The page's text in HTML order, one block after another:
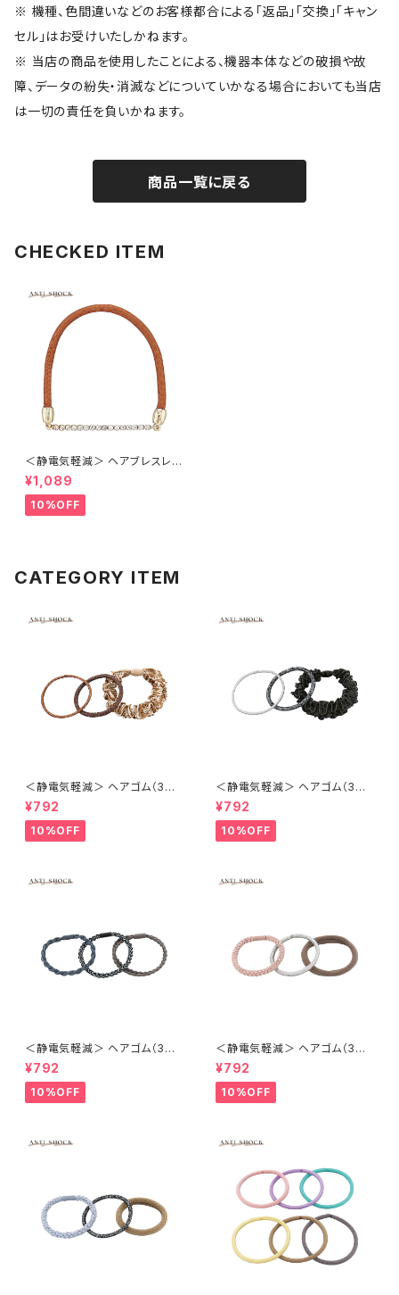
※ 機種、色間違いなどのお客様都合による「返品」「交換」「キャン
セル」はお受けいたしかねます。
※ 当店の商品を使用したことによる、機器本体などの破損や故
障、データの紛失・消滅などについていかなる場合においても当店
は一切の責任を負いかねます。
商品一覧に戻る
CHECKED ITEM
＜静電気軽減＞ ヘアブレスレッ
ト ビジュー×チェーン ASA0111
-GD（ゴールド）
¥1,089
10%OFF
CATEGORY ITEM
＜静電気軽減＞ ヘアゴム（3本
セット） アソート ASA0130-BR
（ブラウン）
¥792
10%OFF
＜静電気軽減＞ ヘアゴム（3本
セット） アソート ASA0130-BK
（ブラック）
¥792
10%OFF
＜静電気軽減＞ ヘアゴム（3本
セット） アソート ASA0129-BL
（ブルー）
¥792
10%OFF
＜静電気軽減＞ ヘアゴム（3本
セット） ラメ×編み込み風 ASA0
128-PK（ピンク）
¥792
10%OFF